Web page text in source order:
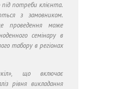
потреби клієнта.
з замовником.
проведення може
семінару в
табору в регіонах
що включає
рівня викладання